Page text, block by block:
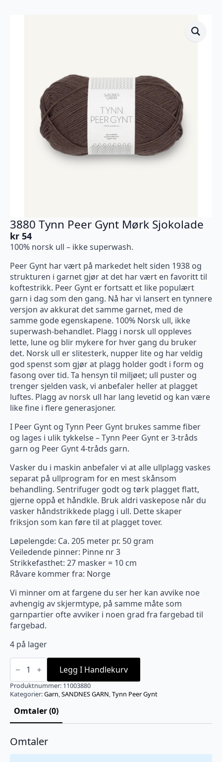
3880 Tynn Peer Gynt Mørk Sjokolade
kr 54
100% norsk ull – ikke superwash.
Peer Gynt har vært på markedet helt siden 1938 og
strukturen i garnet gjør at det har vært en favoritt til
koftestrikk. Peer Gynt er fortsatt et like populært
garn i dag som den gang. Nå har vi lansert en tynnere
versjon av akkurat det samme garnet, med de
samme gode egenskapene. 100% Norsk ull, ikke
superwash-behandlet. Plagg i norsk ull oppleves
lette, lune og blir mykere for hver gang du bruker
det. Norsk ull er slitesterk, nupper lite og har veldig
god spenst som gjør at plagg holder godt i form og
fasong over tid. Ta hensyn til miljøet; ull puster og
trenger sjelden vask, vi anbefaler heller at plagget
luftes. Plagg av norsk ull har lang levetid og kan være
like fine i flere generasjoner.
I Peer Gynt og Tynn Peer Gynt brukes samme fiber
og lages i ulik tykkelse – Tynn Peer Gynt er 3-tråds
garn og Peer Gynt 4-tråds garn.
Vasker du i maskin anbefaler vi at alle ullplagg vaskes
separat på ullprogram for en mest skånsom
behandling. Sentrifuger godt og tørk plagget flatt,
gjerne oppå et håndkle. Bruk aldri vaskepose når du
vasker håndstrikkede plagg i ull. Dette skaper
friksjon som kan føre til at plagget tover.
Løpelengde: Ca. 205 meter pr. 50 gram
Veiledende pinner: Pinne nr 3
Strikkefasthet: 27 masker = 10 cm
Råvare kommer fra: Norge
Vi minner om at fargene du ser her kan avvike noe
avhengig av skjermtype, på samme måte som
garnpartier ofte avviker i noen grad fra fargebad til
fargebad.
4 på lager
3880
Tynn
Gynt
Mørk
Sjokolade
antall
Legg I Handlekurv
Produktnummer: 11003880
Kategorier:Garn,SANDNES GARN,Tynn Peer Gynt
Omtaler (0)
Omtaler